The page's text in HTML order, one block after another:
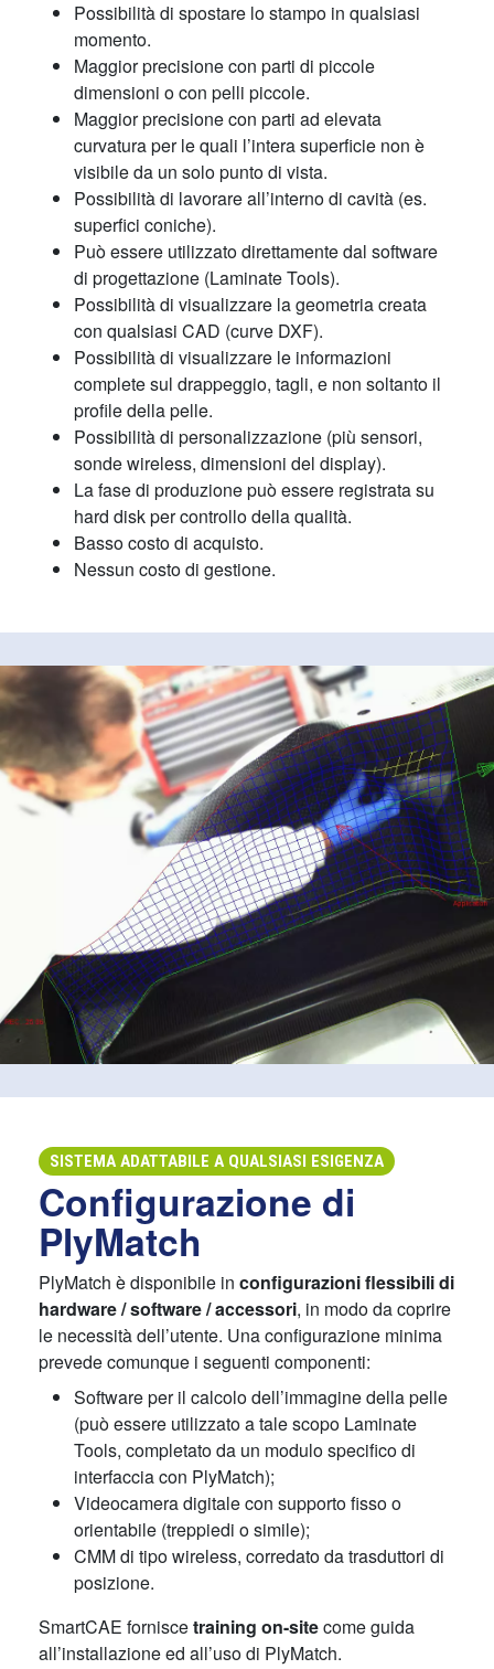
Possibilità di spostare lo stampo in qualsiasi
momento.
Maggior precisione con parti di piccole
dimensioni o con pelli piccole.
Maggior precisione con parti ad elevata
curvatura per le quali l’intera superficie non è
visibile da un solo punto di vista.
Possibilità di lavorare all’interno di cavità (es.
superfici coniche).
Può essere utilizzato direttamente dal software
di progettazione (Laminate Tools).
Possibilità di visualizzare la geometria creata
con qualsiasi CAD (curve DXF).
Possibilità di visualizzare le informazioni
complete sul drappeggio, tagli, e non soltanto il
profile della pelle.
Possibilità di personalizzazione (più sensori,
sonde wireless, dimensioni del display).
La fase di produzione può essere registrata su
hard disk per controllo della qualità.
Basso costo di acquisto.
Nessun costo di gestione.
SISTEMA ADATTABILE A QUALSIASI ESIGENZA
Configurazione di
PlyMatch
PlyMatch è disponibile in configurazioni flessibili di
hardware / software / accessori, in modo da coprire
le necessità dell’utente. Una configurazione minima
prevede comunque i seguenti componenti:
Software per il calcolo dell’immagine della pelle
(può essere utilizzato a tale scopo Laminate
Tools, completato da un modulo specifico di
interfaccia con PlyMatch);
Videocamera digitale con supporto fisso o
orientabile (treppiedi o simile);
CMM di tipo wireless, corredato da trasduttori di
posizione.
SmartCAE forniscetraining on-sitecome guida
all’installazione ed all’uso di PlyMatch.